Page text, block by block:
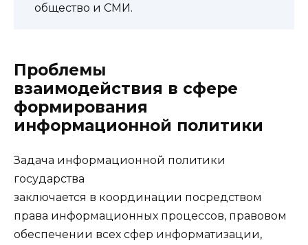
общество и СМИ.
Проблемы
взаимодействия в сфере
формирования
информационной политики
Задача информационной политики
государства
заключается в координации посредством
права информационных процессов, правовом
обеспечении всех сфер информатизации,